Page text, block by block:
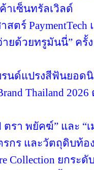
าเซ็นทรัลเวิลด์
ตร์
ยด้วยทรูมันนี่” ครั้
นด์แปรงสีฟันยอด
Thailand
ตรา พยัคฆ์” และ
กร และวัตถุดิบท้อ
Collection ยกร